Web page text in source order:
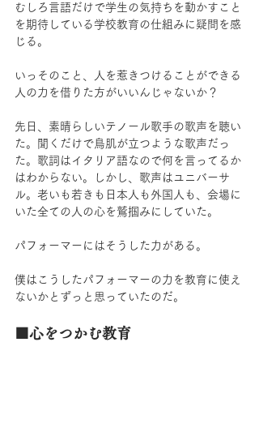
むしろ言語だけで学生の気持ちを動かすこと
を期待している学校教育の仕組みに疑問を感
じる。
いっそのこと、人を惹きつけることができる
人の力を借りた方がいいんじゃないか？
先日、素晴らしいテノール歌手の歌声を聴い
た。聞くだけで鳥肌が立つような歌声だっ
た。歌詞はイタリア語なので何を言ってるか
はわからない。しかし、歌声はユニバーサ
ル。老いも若きも日本人も外国人も、会場に
いた全ての人の心を鷲掴みにしていた。
パフォーマーにはそうした力がある。
僕はこうしたパフォーマーの力を教育に使え
ないかとずっと思っていたのだ。
■心をつかむ教育